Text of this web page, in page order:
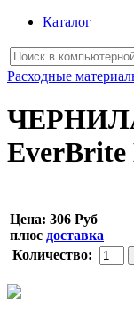
Каталог
Расходные
ЧЕРНИЛА
Цена: 306 Руб
плюс доставка
Количество: